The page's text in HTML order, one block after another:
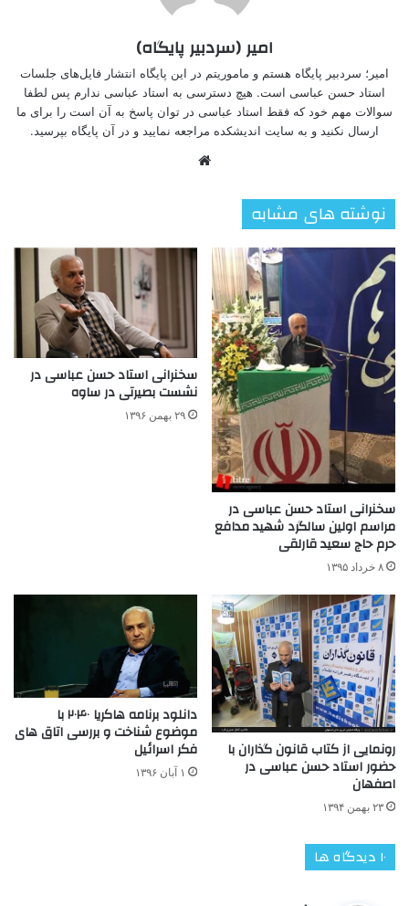
امیر (سردبیر پایگاه)
امیر؛ سردبیر پایگاه هستم و ماموریتم در این پایگاه انتشار فایل‌های جلسات
استاد حسن عباسی است. هیچ دسترسی به استاد عباسی ندارم پس لطفا
سوالات مهم خود که فقط استاد عباسی در توان پاسخ به آن است را برای ما
ارسال نکنید و به سایت اندیشکده مراجعه نمایید و در آن پایگاه بپرسید.
نوشته های مشابه
سخنرانی استاد حسن عباسی در
مراسم اولین سالگرد شهید مدافع
حرم حاج سعید قارلقی
۸ خرداد ۱۳۹۵
سخنرانی استاد حسن عباسی در
نشست بصیرتی در ساوه
۲۹ بهمن ۱۳۹۶
رونمایی از کتاب قانون گذاران با
حضور استاد حسن عباسی در
اصفهان
۲۳ بهمن ۱۳۹۴
دانلود برنامه هاکریا ۲۰۴۰ با
موضوع شناخت و بررسی اتاق های
فکر اسرائیل
۱ آبان ۱۳۹۶
‫۱۰ دیدگاه ها